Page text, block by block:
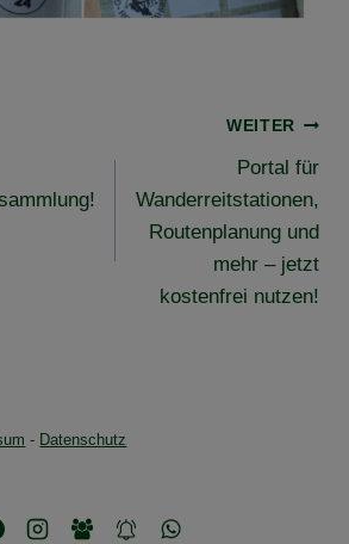
WEITER
Portal für
Wanderreitstationen,
Routenplanung und
mehr – jetzt
kostenfrei nutzen!
- Datenschutz